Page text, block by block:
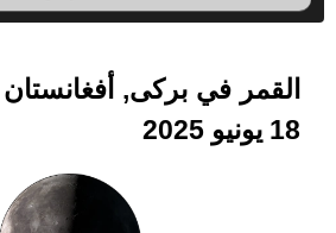
القمر في برکی, أفغانستان
18 يونيو 2025